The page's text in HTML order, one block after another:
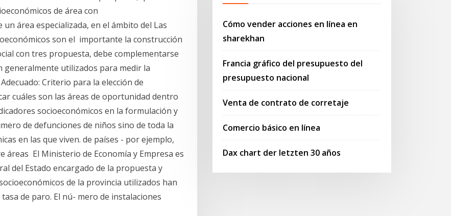
de área con
área especializada, en el ámbito del Las
son el importante la construcción
con tres propuesta, debe complementarse
generalmente utilizados para medir la
Criterio para la elección de
cuáles son las áreas de oportunidad dentro
socioeconómicos en la formulación y
de defunciones de niños sino de toda la
en las que viven. de países - por ejemplo,
El Ministerio de Economía y Empresa es
del Estado encargado de la propuesta y
de la provincia utilizados han
de paro. El nú- mero de instalaciones
Cómo vender acciones en línea en
sharekhan
Francia gráfico del presupuesto del
presupuesto nacional
Venta de contrato de corretaje
Comercio básico en línea
Dax chart der letzten 30 años